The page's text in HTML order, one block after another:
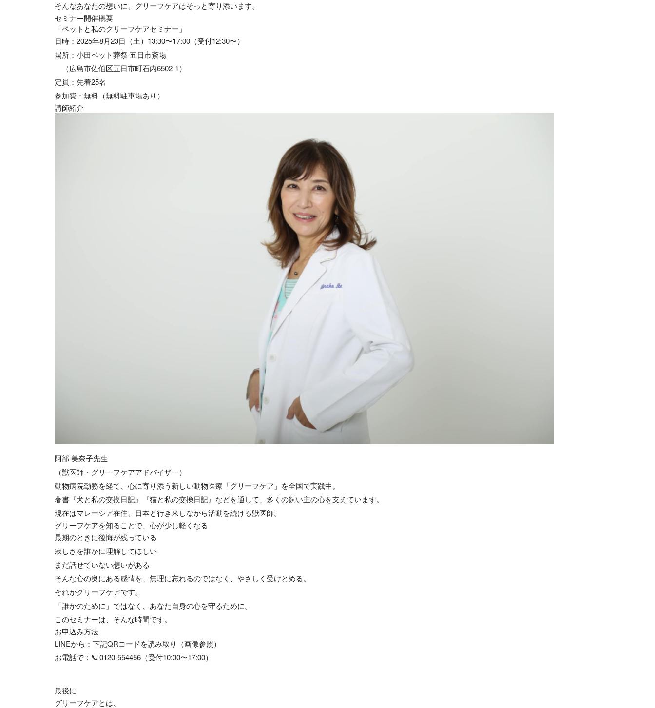
そんなあなたの想いに、グリーフケアはそっと寄り添います。
セミナー開催概要
「ペットと私のグリーフケアセミナー」
日時 ：2025年8月23日（土）13:30〜17:00（受付12:30〜）
場所 ：小田ペット葬祭 五日市斎場
（広島市佐伯区五日市町石内6502-1）
定員 ：先着25名
参加費 ：無料（無料駐車場あり）
講師紹介
阿部 美奈子先生
（獣医師・グリーフケアアドバイザー）
動物病院勤務を経て、心に寄り添う新しい動物医療「グリーフケア」を全国で実践中。
著書『犬と私の交換日記』『猫と私の交換日記』などを通して、多くの飼い主の心を支えています。
現在はマレーシア在住、日本と行き来しながら活動を続ける獣医師。
グリーフケアを知ることで、心が少し軽くなる
最期のときに後悔が残っている
寂しさを誰かに理解してほしい
まだ話せていない想いがある
そんな心の奥にある感情を、 無理に忘れるのではなく、やさしく受けとめる。
それがグリーフケアです。
「誰かのために」ではなく、 あなた自身の心を守るために。
このセミナーは、そんな時間です。
お申込み方法
LINEから ：下記QRコードを読み取り（画像参照）
お電話で ：📞 0120-554456（受付10:00〜17:00）
最後に
グリーフケアとは、